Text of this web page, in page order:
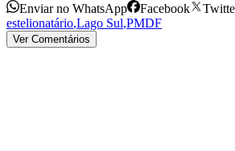
Enviar no WhatsApp Facebook
estelionatário,Lago Sul,PMDF
Ver Comentários